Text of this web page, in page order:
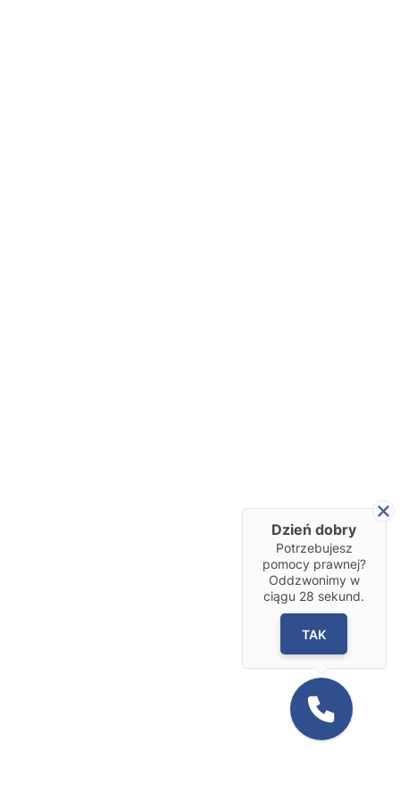
Dzień dobry
Potrzebujesz
pomocy prawnej?
Oddzwonimy w
ciągu 28 sekund.
TAK